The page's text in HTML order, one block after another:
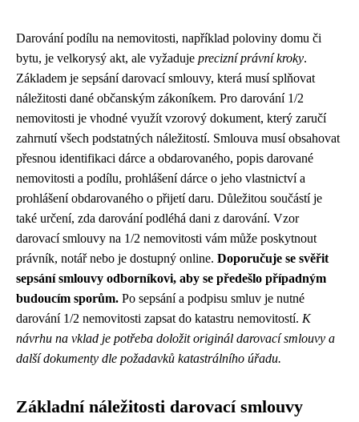
Darování podílu na nemovitosti, například poloviny domu či
bytu, je velkorysý akt, ale vyžaduje precizní právní kroky.
Základem je sepsání darovací smlouvy, která musí splňovat
náležitosti dané občanským zákoníkem. Pro darování 1/2
nemovitosti je vhodné využít vzorový dokument, který zaručí
zahrnutí všech podstatných náležitostí. Smlouva musí obsahovat
přesnou identifikaci dárce a obdarovaného, popis darované
nemovitosti a podílu, prohlášení dárce o jeho vlastnictví a
prohlášení obdarovaného o přijetí daru. Důležitou součástí je
také určení, zda darování podléhá dani z darování. Vzor
darovací smlouvy na 1/2 nemovitosti vám může poskytnout
právník, notář nebo je dostupný online. Doporučuje se svěřit
sepsání smlouvy odborníkovi, aby se předešlo případným
budoucím sporům. Po sepsání a podpisu smluv je nutné
darování 1/2 nemovitosti zapsat do katastru nemovitostí. K
návrhu na vklad je potřeba doložit originál darovací smlouvy a
další dokumenty dle požadavků katastrálního úřadu.
Základní náležitosti darovací smlouvy